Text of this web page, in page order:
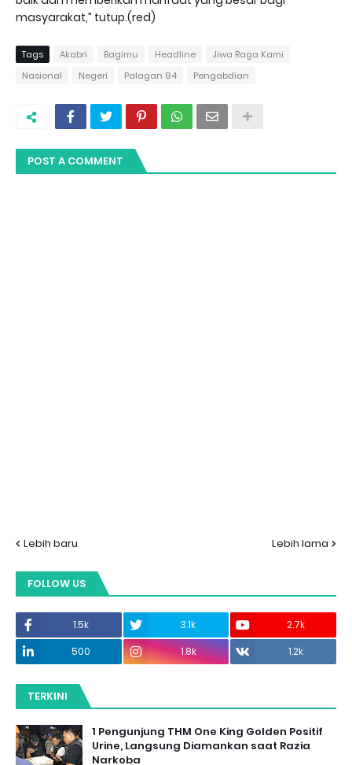
masyarakat,” tutup.(red)
Tags Akabri Bagimu Headline
Jiwa Raga Kami
Nasional
Negeri Palagan 94 Pengabdian
POST A COMMENT
Lebih baru Lebih lama
FOLLOW US
1.5k 3.1k
2.7k
500
1.8k 1.2k
TERKINI
1 Pengunjung THM One King Golden Positif
Urine, Langsung Diamankan saat Razia
Narkoba